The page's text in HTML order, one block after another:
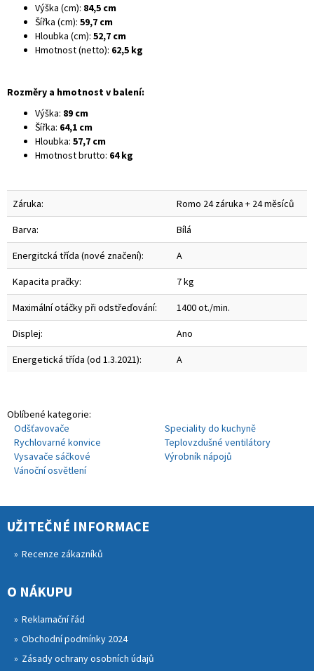
Výška (cm): 84,5 cm
Šířka (cm): 59,7 cm
Hloubka (cm): 52,7 cm
Hmotnost (netto): 62,5 kg
Rozměry a hmotnost v balení:
Výška: 89 cm
Šířka: 64,1 cm
Hloubka: 57,7 cm
Hmotnost brutto: 64 kg
Záruka: Romo 24 záruka + 24 měsíců
Barva: Bílá
Energitcká třída (nové značení): A
Kapacita pračky: 7 kg
Maximální otáčky při odstřeďování: 1400 ot./min.
Displej: Ano
Energetická třída (od 1.3.2021): A
Oblíbené kategorie:
Odšťavovače
Speciality do kuchyně
Rychlovarné konvice
Teplovzdušné ventilátory
Vysavače sáčkové
Výrobník nápojů
Vánoční osvětlení
UŽITEČNÉ INFORMACE
Recenze zákazníků
O NÁKUPU
Reklamační řád
Obchodní podmínky 2024
Zásady ochrany osobních údajů